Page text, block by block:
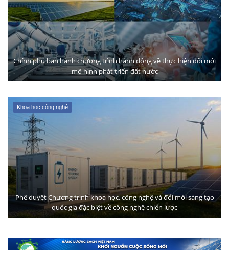
Chính phủ ban hành chương trình hành động về thực hiện đổi mới
mô hình phát triển đất nước
Khoa học công nghệ
Phê duyệt Chương trình khoa học, công nghệ và đổi mới sáng tạo
quốc gia đặc biệt về công nghệ chiến lược